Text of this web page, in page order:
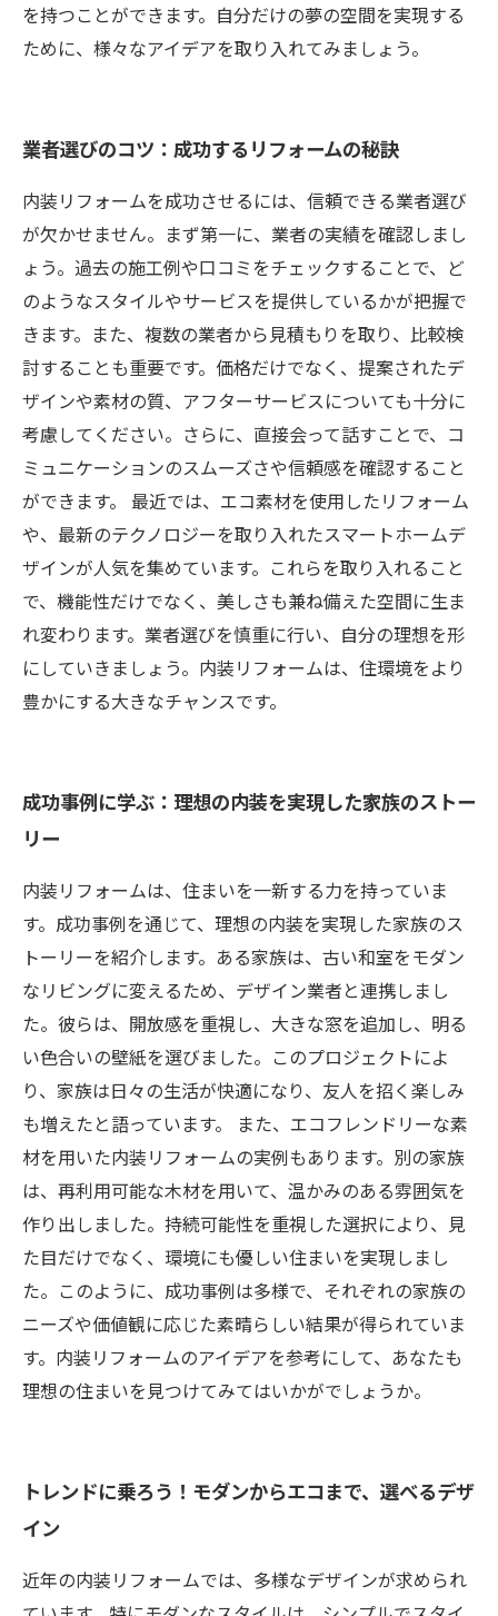
を持つことができます。自分だけの夢の空間を実現する
ために、様々なアイデアを取り入れてみましょう。
業者選びのコツ：成功するリフォームの秘訣
内装リフォームを成功させるには、信頼できる業者選び
が欠かせません。まず第一に、業者の実績を確認しまし
ょう。過去の施工例や口コミをチェックすることで、ど
のようなスタイルやサービスを提供しているかが把握で
きます。また、複数の業者から見積もりを取り、比較検
討することも重要です。価格だけでなく、提案されたデ
ザインや素材の質、アフターサービスについても十分に
考慮してください。さらに、直接会って話すことで、コ
ミュニケーションのスムーズさや信頼感を確認すること
ができます。 最近では、エコ素材を使用したリフォーム
や、最新のテクノロジーを取り入れたスマートホームデ
ザインが人気を集めています。これらを取り入れること
で、機能性だけでなく、美しさも兼ね備えた空間に生ま
れ変わります。業者選びを慎重に行い、自分の理想を形
にしていきましょう。内装リフォームは、住環境をより
豊かにする大きなチャンスです。
成功事例に学ぶ：理想の内装を実現した家族のストー
リー
内装リフォームは、住まいを一新する力を持っていま
す。成功事例を通じて、理想の内装を実現した家族のス
トーリーを紹介します。ある家族は、古い和室をモダン
なリビングに変えるため、デザイン業者と連携しまし
た。彼らは、開放感を重視し、大きな窓を追加し、明る
い色合いの壁紙を選びました。このプロジェクトによ
り、家族は日々の生活が快適になり、友人を招く楽しみ
も増えたと語っています。 また、エコフレンドリーな素
材を用いた内装リフォームの実例もあります。別の家族
は、再利用可能な木材を用いて、温かみのある雰囲気を
作り出しました。持続可能性を重視した選択により、見
た目だけでなく、環境にも優しい住まいを実現しまし
た。このように、成功事例は多様で、それぞれの家族の
ニーズや価値観に応じた素晴らしい結果が得られていま
す。内装リフォームのアイデアを参考にして、あなたも
理想の住まいを見つけてみてはいかがでしょうか。
トレンドに乗ろう！モダンからエコまで、選べるデザ
イン
近年の内装リフォームでは、多様なデザインが求められ